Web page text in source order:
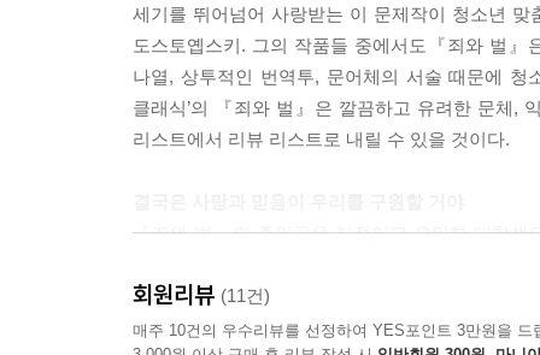
세기를 뛰어넘어 사랑받는 이 문제작이 청소년 맞
도스토옙스키. 그의 작품들 중에서도『죄와 벌
나열, 상투적인 번역투, 문어체의 서술 때문에 청
클래식’의 『죄와 벌』은 깔끔하고 유려한 문체,
리스트에서 리뷰 리스트로 내릴 수 있을 것이다.
『죄와 벌』의 주인공은 지적이고 오만한 대학생
마음속에는 일말의 인간다움이 남아 있었기
라스콜리니코프는 소냐의 맑은 영혼에 감동하여
회원리뷰 (11건)
매주 10건의 우수리뷰를 선정하여 YES포인트 3만원을 드